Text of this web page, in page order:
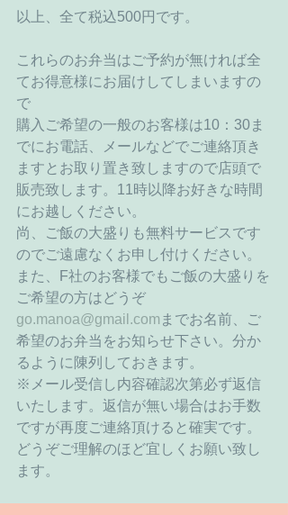
以上、全て税込500円です。
これらのお弁当はご予約が無ければ全
てお得意様にお届けしてしまいますの
で
購入ご希望の一般のお客様は10：30ま
でにお電話、メールなどでご連絡頂き
ますとお取り置き致しますので店頭で
販売致します。11時以降お好きな時間
にお越しください。
尚、ご飯の大盛りも無料サービスです
のでご遠慮なくお申し付けください。
また、F社のお客様でもご飯の大盛りを
ご希望の方はどうぞ
go.manoa@gmail.com までお名前、ご
希望のお弁当をお知らせ下さい。分か
るように陳列しておきます。
※メール受信し内容確認次第必ず返信
いたします。返信が無い場合はお手数
ですが再度ご連絡頂けると確実です。
どうぞご理解のほど宜しくお願い致し
ます。